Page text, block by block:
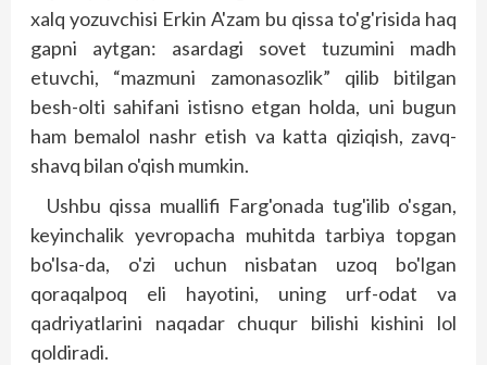
xalq yozuvchisi Erkin A'zam bu qissa to'g'risida haq
gapni aytgan: asardagi sovet tuzumini madh
etuvchi, “mazmuni zamonasozlik” qilib bitilgan
besh-olti sahifani istisno etgan holda, uni bugun
ham bemalol nashr etish va katta qiziqish, zavq-
shavq bilan o'qish mumkin.
Ushbu qissa muallifi Farg'onada tug'ilib o'sgan,
keyinchalik yevropacha muhitda tarbiya topgan
bo'lsa-da, o'zi uchun nisbatan uzoq bo'lgan
qoraqalpoq eli hayotini, uning urf-odat va
qadriyatlarini naqadar chuqur bilishi kishini lol
qoldiradi.